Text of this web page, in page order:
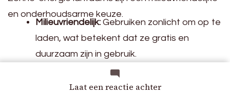
Laat een reactie achterop
en onderhoudsarme keuze.
Milieuvriendelijk: Gebruiken zonlicht om op te
laden, wat betekent dat ze gratis en
duurzaam zijn in gebruik.
Onafhankelijk van Stroom:
nodig, waardoor je ze overal kunt plaatsen